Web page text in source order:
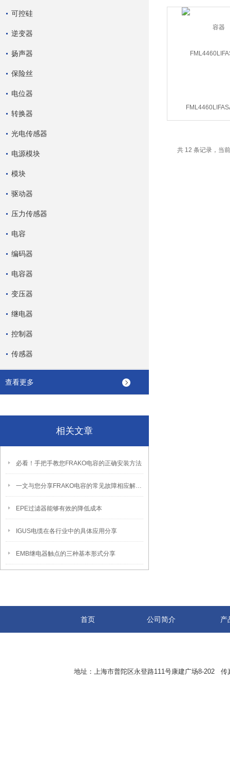
可控硅
逆变器
扬声器
保险丝
电位器
转换器
光电传感器
电源模块
模块
驱动器
压力传感器
电容
编码器
电容器
变压器
继电器
控制器
传感器
查看更多
相关文章
必看！手把手教您FRAKO电容的正确安装方法
一文与您分享FRAKO电容的常见故障相应解决方法
EPE过滤器能够有效的降低成本
IGUS电缆在各行业中的具体应用分享
EMB继电器触点的三种基本形式分享
共 12 条记录，当
首页 公司简介 产
地址：上海市普陀区永登路111号康建广场8-202